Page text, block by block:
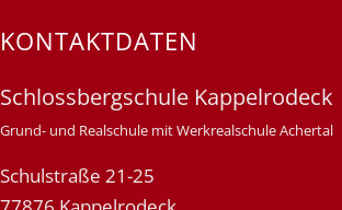
KONTAKTDATEN
Schlossbergschule Kappelrodeck
Grund- und Realschule mit Werkrealschule Achertal
Schulstraße 21-25